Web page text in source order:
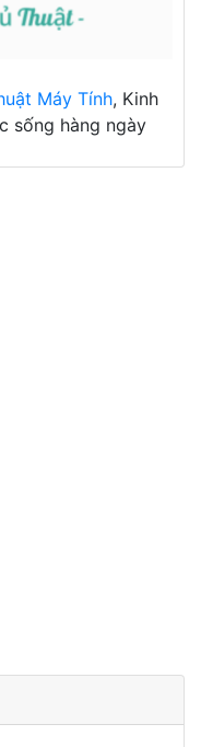
Máy Tính, Kinh
sống hàng ngày